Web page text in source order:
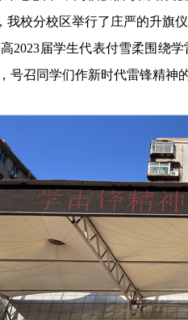
我校分校区举行了庄严的升旗
高2023届学生代表付雪柔围绕
号召同学们作新时代雷锋精神